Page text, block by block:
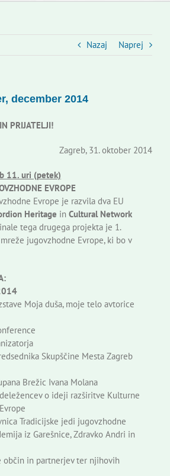
Nazaj Naprej
december 2014
PRIJATELJI!
Zagreb, 31. oktober 2014
11. uri (petek)
EVROPE
Evrope je razvila dva EU
Heritage in Cultural Network
tega drugega projekta je 1.
jugovzhodne Evrope, ki bo v
Moja duša, moje telo avtorice
Skupščine Mesta Zagreb
Brežic Ivana Molana
o ideji razširitve Kulturne
Tradicijske jedi jugovzhodne
iz Garešnice, Zdravko Andri in
občin in partnerjev ter njihovih